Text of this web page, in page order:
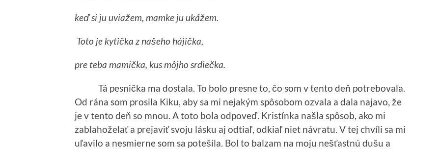
keď si ju uviažem, mamke ju ukážem.
Toto je kytička z našeho hájička,
pre teba mamička, kus môjho srdiečka.
Tá pesnička ma dostala. To bolo presne to, čo som v tento deň potrebovala.
Od rána som prosila Kiku, aby sa mi nejakým spôsobom ozvala a dala najavo, že
je v tento deň so mnou. A toto bola odpoveď. Kristínka našla spôsob, ako mi
zablahoželať a prejaviť svoju lásku aj odtiaľ, odkiaľ niet návratu. V tej chvíli sa mi
uľavilo a nesmierne som sa potešila. Bol to balzam na moju nešťastnú dušu a